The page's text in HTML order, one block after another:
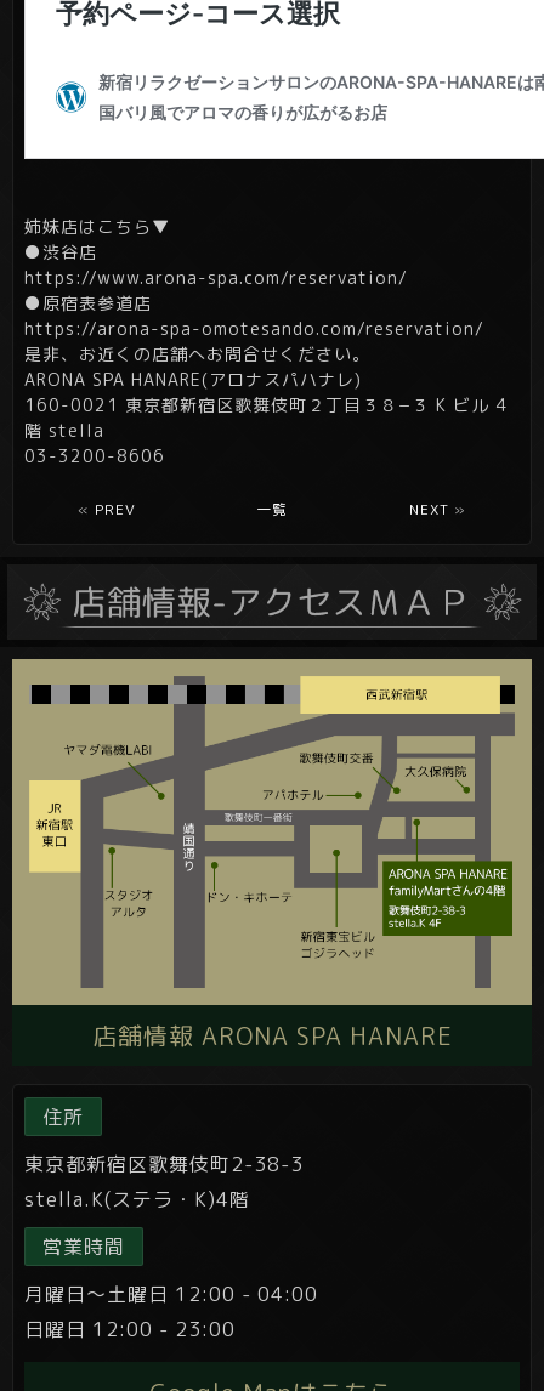
姉妹店はこちら▼
●渋谷店
https://www.arona-spa.com/reservation/
●原宿表参道店
https://arona-spa-omotesando.com/reservation/
是非、お近くの店舗へお問合せください。
ARONA SPA HANARE(アロナスパハナレ)
160-0021 東京都新宿区歌舞伎町２丁目３８−３ K ビル 4
階 stella
03-3200-8606
« PREV 一覧 NEXT »
店舗情報 ARONA SPA HANARE
住所
東京都新宿区歌舞伎町2-38-3
stella.K(ステラ・K)4階
営業時間
月曜日～土曜日 12:00 - 04:00
日曜日 12:00 - 23:00